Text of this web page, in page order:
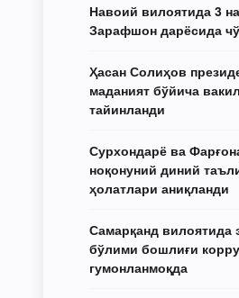
Навоий вилоятида 3
Зарафшон дарёсида
Ҳасан Солиҳов
маданият бўйича
тайинланди
Сурхондарё ва
ноқонуний диний
ҳолатлари аниқланди
Самарқанд вилоятида
бўлими бошлиғи
гумонланмоқда